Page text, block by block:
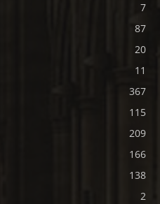
7
87
20
11
367
115
209
166
138
2